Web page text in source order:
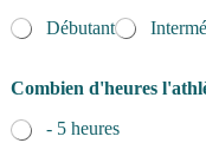
Débutant
Combien d'heures
- 5 heures